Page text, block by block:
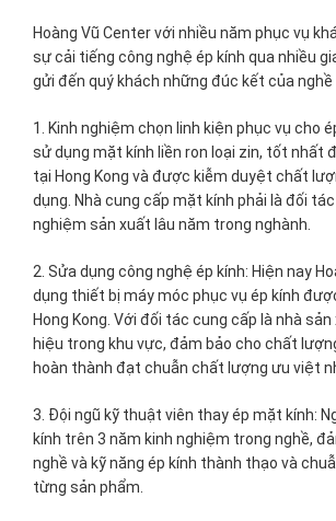
Hoàng Vũ Center với nhiều năm phục vụ
sự cải tiếng công nghệ ép kính qua nhiều
gửi đến quý khách những đúc kết của nghề
1. Kinh nghiệm chọn linh kiện phục vụ cho
sử dụng mặt kính liền ron loại zin, tốt nhất
tại Hong Kong và được kiễm duyệt chất
dụng. Nhà cung cấp mặt kính phải là đối
nghiệm sản xuất lâu năm trong nghành.
2. Sửa dụng công nghệ ép kính: Hiện nay
dụng thiết bị máy móc phục vụ ép kính
Hong Kong. Với đối tác cung cấp là nhà
hiệu trong khu vực, đảm bảo cho chất
hoàn thành đạt chuẫn chất lượng ưu việt
3. Đội ngũ kỹ thuật viên thay ép mặt kính:
kính trên 3 năm kinh nghiệm trong nghề,
nghề và kỹ năng ép kính thành thạo và
từng sản phẩm.